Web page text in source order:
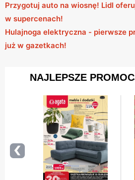
Przygotuj auto na wiosnę! Lidl
w supercenach!
Hulajnoga elektryczna - pierwsze
już w gazetkach!